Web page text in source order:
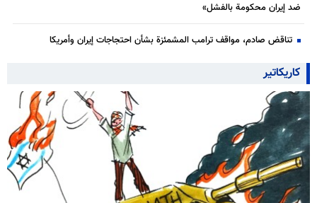
ضد إيران محكومة بالفشل»
تناقض صادم، مواقف ترامب المشمئزة بشأن احتجاجات إيران وأمريكا
كاريكاتير